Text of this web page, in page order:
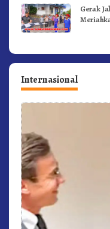
Gerak
Internasional